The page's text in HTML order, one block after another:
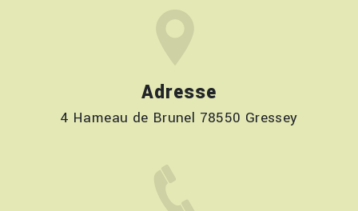
Adresse
4 Hameau de Brunel 78550 Gressey